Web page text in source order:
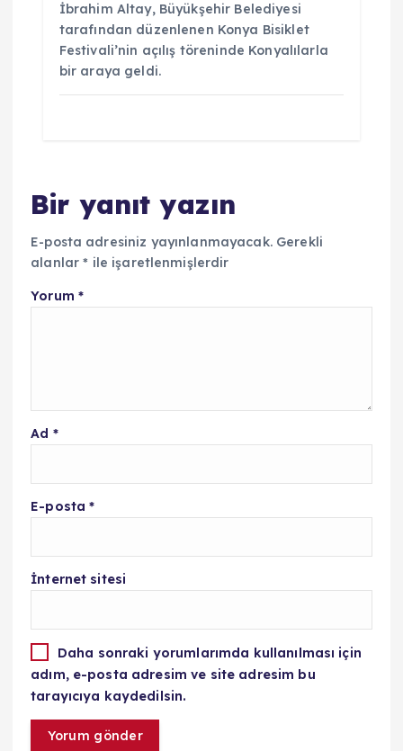
İbrahim Altay, Büyükşehir Belediyesi
tarafından düzenlenen Konya Bisiklet
Festivali’nin açılış töreninde Konyalılarla
bir araya geldi.
Bir yanıt yazın
E-posta adresiniz yayınlanmayacak. Gerekli
alanlar* ile işaretlenmişlerdir
Yorum *
Ad *
E-posta*
İnternet sitesi
Daha sonraki yorumlarımda kullanılması için
adım, e-posta adresim ve site adresim bu
tarayıcıya kaydedilsin.